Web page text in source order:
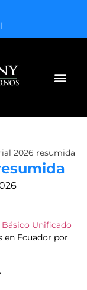
2026 resumida
Unificado
en Ecuador por